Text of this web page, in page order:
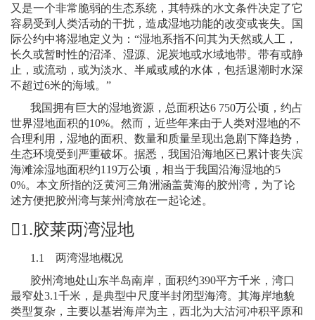
又是一个非常脆弱的生态系统，其特殊的水文条件决定了它
容易受到人类活动的干扰，造成湿地功能的改变或丧失。国
际公约中将湿地定义为：“湿地系指不问其为天然或人工，
长久或暂时性的沼泽、湿源、泥炭地或水域地带。带有或静
止，或流动，或为淡水、半咸或咸的水体，包括退潮时水深
不超过6米的海域。”
我国拥有巨大的湿地资源，总面积达6 750万公顷，约占
世界湿地面积的10%。然而，近些年来由于人类对湿地的不
合理利用，湿地的面积、数量和质量呈现出急剧下降趋势，
生态环境受到严重破坏。据悉，我国沿海地区已累计丧失滨
海滩涂湿地面积约119万公顷，相当于我国沿海湿地的5
0%。本文所指的泛黄河三角洲涵盖黄海的胶州湾，为了论
述方便把胶州湾与莱州湾放在一起论述。
1.胶莱两湾湿地
1.1
两湾湿地概况
胶州湾地处山东半岛南岸，面积约390平方千米，湾口
最窄处3.1千米 ，是典型中尺度半封闭型海湾。其海岸地貌
类型复杂，主要以基岩海岸为主，西北为大沽河冲积平原和